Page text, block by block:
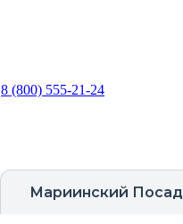
8 (800) 555-21-24
Мариинский Посад